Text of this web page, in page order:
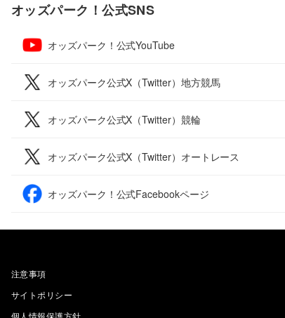
オッズパーク！公式SNS
オッズパーク！公式YouTube
オッズパーク公式X（Twitter）地方競馬
オッズパーク公式X（Twitter）競輪
オッズパーク公式X（Twitter）オートレース
オッズパーク！公式Facebookページ
注意事項
サイトポリシー